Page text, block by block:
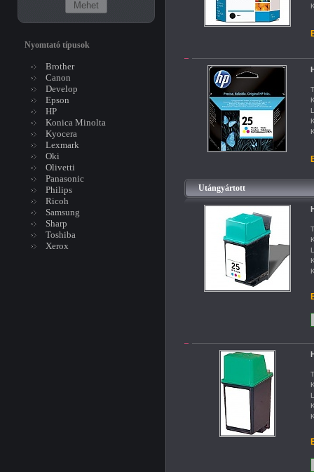
Nyomtató típusok
Brother
Canon
Develop
Epson
HP
Konica Minolta
Kyocera
Lexmark
Oki
Olivetti
Panasonic
Philips
Ricoh
Samsung
Sharp
Toshiba
Xerox
Utángyártott